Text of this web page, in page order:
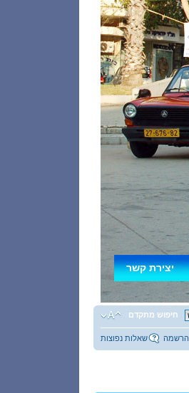
יצירת קשר
חיפוש מתקדם
שאלות נפוצות הרשמה